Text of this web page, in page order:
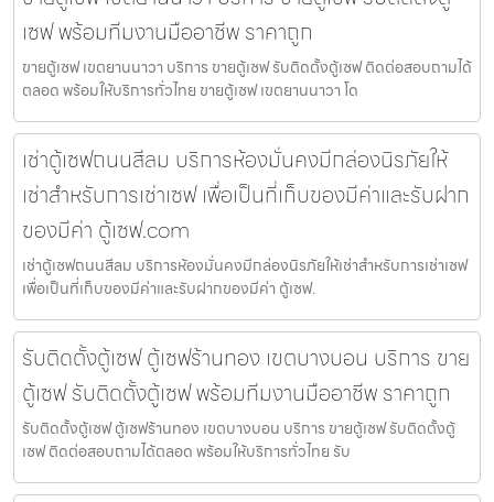
เซฟ พร้อมทีมงานมืออาชีพ ราคาถูก
ขายตู้เซฟ เขตยานนาวา บริการ ขายตู้เซฟ รับติดตั้งตู้เซฟ ติดต่อสอบถามได้
ตลอด พร้อมให้บริการทั่วไทย ขายตู้เซฟ เขตยานนาวา โด
เช่าตู้เซฟถนนสีลม บริการห้องมั่นคงมีกล่องนิรภัยให้
เช่าสำหรับการเช่าเซฟ เพื่อเป็นที่เก็บของมีค่าและรับฝาก
ของมีค่า ตู้เซฟ.com
เช่าตู้เซฟถนนสีลม บริการห้องมั่นคงมีกล่องนิรภัยให้เช่าสำหรับการเช่าเซฟ
เพื่อเป็นที่เก็บของมีค่าและรับฝากของมีค่า ตู้เซฟ.
รับติดตั้งตู้เซฟ ตู้เซฟร้านทอง เขตบางบอน บริการ ขาย
ตู้เซฟ รับติดตั้งตู้เซฟ พร้อมทีมงานมืออาชีพ ราคาถูก
รับติดตั้งตู้เซฟ ตู้เซฟร้านทอง เขตบางบอน บริการ ขายตู้เซฟ รับติดตั้งตู้
เซฟ ติดต่อสอบถามได้ตลอด พร้อมให้บริการทั่วไทย รับ